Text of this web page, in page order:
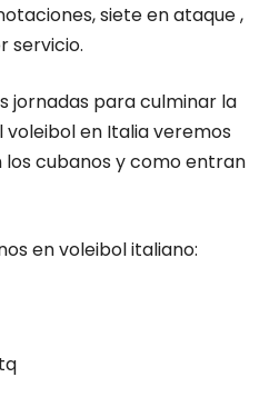
siete en ataque ,
servicio.
jornadas para culminar la
en Italia veremos
cubanos y como entran
en voleibol italiano: